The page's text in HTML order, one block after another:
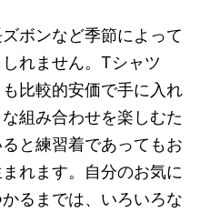
ボンなど季節によって
れません。Tシャツ
比較的安価で手に入れ
組み合わせを楽しむた
と練習着であってもお
れます。自分のお気に
るまでは、いろいろな